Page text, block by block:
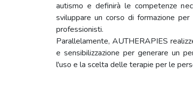
autismo e definirà le competenze
sviluppare un corso di formazione
professionisti.
Parallelamente, AUTHERAPIES
e sensibilizzazione per generare un
l'uso e la scelta delle terapie per le